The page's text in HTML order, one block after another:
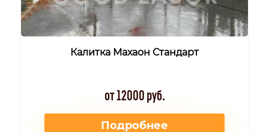
Калитка Махаон Стандарт
от 12000 руб.
Подробнее